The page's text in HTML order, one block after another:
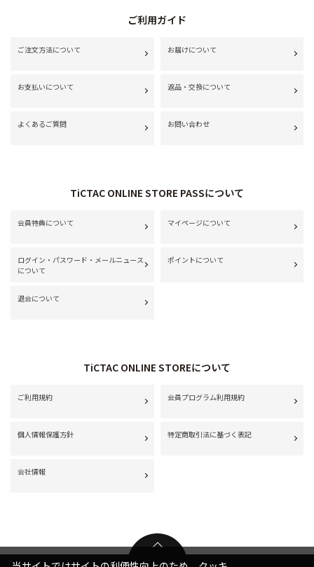
ご利用ガイド
ご注文方法について お届けについて
お支払いについて 返品・交換について
よくあるご質問 お問い合わせ
TiCTAC ONLINE STORE PASSについて
会員特典について マイページについて
ログイン・パスワード・メールニュース
について
ポイントについて
退会について
TiCTAC ONLINE STOREについて
ご利用規約 会員プログラム利用規約
個人情報保護方針 特定商取引法に基づく表記
会社情報